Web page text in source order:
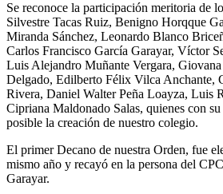
Se reconoce la participación meritoria de
Silvestre Tacas Ruiz, Benigno Horqque
Miranda Sánchez, Leonardo Blanco
Carlos Francisco García Garayar, Víctor
Luis Alejandro Muñante Vergara,
Delgado, Edilberto Félix Vilca Anchante,
Rivera, Daniel Walter Peña Loayza, Luis
Cipriana Maldonado Salas, quienes con
posible la creación de nuestro colegio.
El primer Decano de nuestra Orden, fue
mismo año y recayó en la persona del
Garayar.